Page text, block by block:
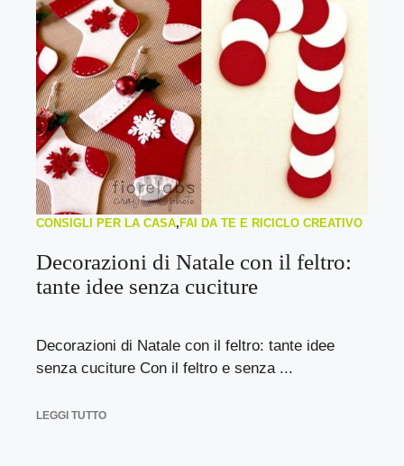
CONSIGLI PER LA CASA, FAI DA TE E RICICLO CREATIVO
Decorazioni di Natale con il feltro:
tante idee senza cuciture
Decorazioni di Natale con il feltro: tante idee
senza cuciture Con il feltro e senza ...
LEGGI TUTTO